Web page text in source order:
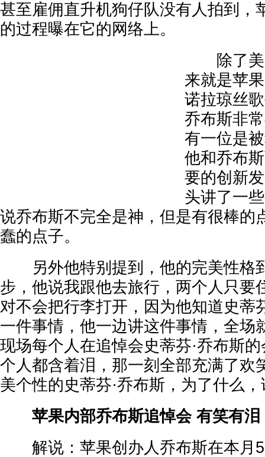
甚至雇佣直升机狗仔队没有人拍到，
的过程曝在它的网络上。
除了美
来就是苹
诺拉琼丝
乔布斯非
有一位是
他和乔布
要的创新
头讲了一
说乔布斯不完全是神，但是有很棒的
蠢的点子。
另外他特别提到，他的完美性格
步，他说我跟他去旅行，两个人只要
对不会把行李打开，因为他知道史蒂
一件事情，他一边讲这件事情，全场
现场每个人在追悼会史蒂芬·乔布斯
个人都含着泪，那一刻全部充满了欢
美个性的史蒂芬·乔布斯，为了什么
苹果内部乔布斯追悼会 有笑有泪
解说：苹果创办人乔布斯在本月5